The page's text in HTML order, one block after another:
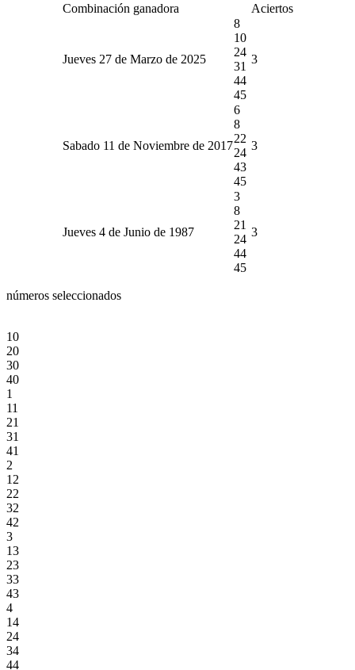
Combinación ganadora Aciertos
Jueves 27 de Marzo de 2025
8
10
24
31
44
45
3
Sabado 11 de Noviembre de 2017
6
8
22
24
43
45
3
Jueves 4 de Junio de 1987
3
8
21
24
44
45
3
números seleccionados
10
20
30
40
1
11
21
31
41
2
12
22
32
42
3
13
23
33
43
4
14
24
34
44